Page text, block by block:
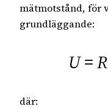
mätmotstånd, för
grundläggande:
U =
där: